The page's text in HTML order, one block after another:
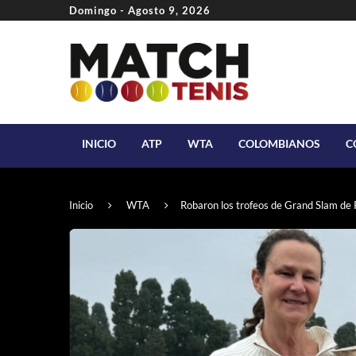
Domingo - Agosto 9, 2026
INICIO ATP WTA COLOMBIANOS
Inicio WTA Robaron los trofeos de Grand Slam